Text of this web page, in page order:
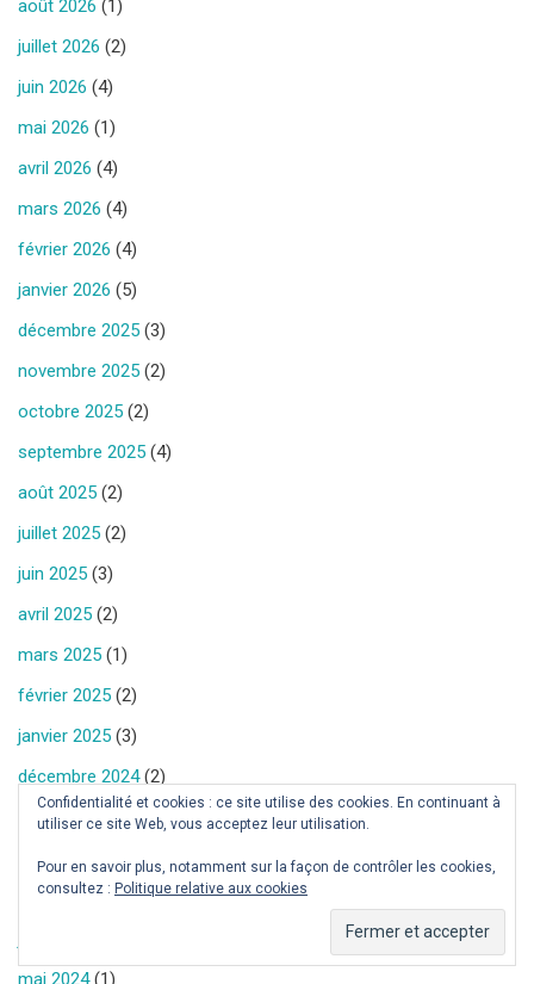
août 2026 (1)
juillet 2026 (2)
juin 2026 (4)
mai 2026 (1)
avril 2026 (4)
mars 2026 (4)
février 2026 (4)
janvier 2026 (5)
décembre 2025 (3)
novembre 2025 (2)
octobre 2025 (2)
septembre 2025 (4)
août 2025 (2)
juillet 2025 (2)
juin 2025 (3)
avril 2025 (2)
mars 2025 (1)
février 2025 (2)
janvier 2025 (3)
décembre 2024(2)
novembre 2024(1)
septembre 2024
août 2024(2)
mai 2024(1)
Confidentialité et cookies : ce site utilise des cookies. En continuant à
utiliser ce site Web, vous acceptez leur utilisation.
Pour en savoir plus, notamment sur la façon de contrôler les cookies,
consultez : Politique relative aux cookies